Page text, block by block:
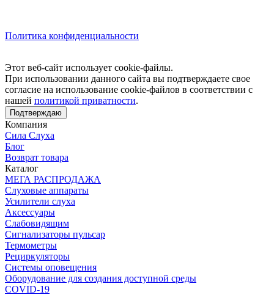
Политика конфиденциальности
Этот веб-сайт использует cookie-файлы.
При использовании данного сайта вы подтверждаете свое
согласие на использование cookie-файлов в соответствии с
нашей политикой приватности.
Подтверждаю
Компания
Сила Слуха
Блог
Возврат товара
Каталог
МЕГА РАСПРОДАЖА
Слуховые аппараты
Усилители слуха
Аксессуары
Слабовидящим
Сигнализаторы пульсар
Термометры
Рециркуляторы
Cистемы оповещения
Оборудование для создания доступной среды
COVID-19